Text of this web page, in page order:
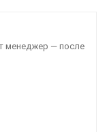
менеджер — после